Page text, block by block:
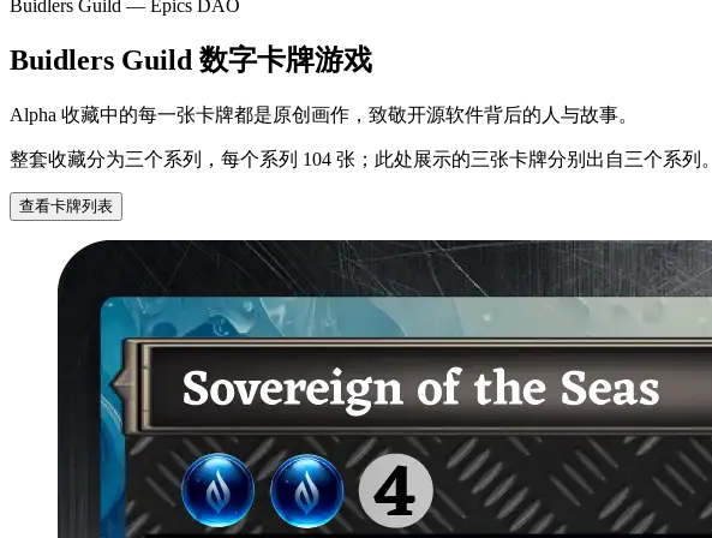
Buidlers Guild — Epics DAO
Buidlers Guild 数字卡牌游戏
Alpha 收藏中的每一张卡牌都是原创画作，致敬开源软件背后的人与故事。
整套收藏分为三个系列，每个系列 104 张；此处展示的三张卡牌分别出自三个系列。
查看卡牌列表